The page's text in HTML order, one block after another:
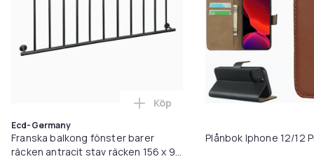
Ecd-Germany
Franska balkong fönster barer
räcken antracit stav räcken 156 x 90
Lägg till Franska balkong
Köp
Plånbok Iphone 12/12